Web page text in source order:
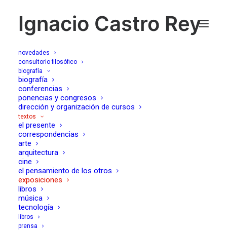
Ignacio Castro Rey
novedades
consultorio filosófico
biografía
biografía
conferencias
ponencias y congresos
dirección y organización de cursos
textos
el presente
correspondencias
arte
arquitectura
cine
el pensamiento de los otros
exposiciones
libros
música
tecnología
libros
prensa
exposiciones
tesis sobre Hopper
22/09/2012